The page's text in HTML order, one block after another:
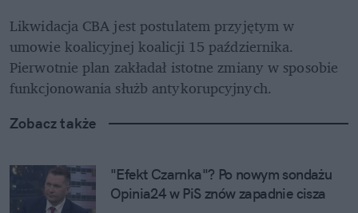
Likwidacja CBA jest postulatem przyjętym w
umowie koalicyjnej koalicji 15 października.
Pierwotnie plan zakładał istotne zmiany w sposobie
funkcjonowania służb antykorupcyjnych.
Zobacz także
"Efekt Czarnka"? Po nowym sondażu
Opinia24 w PiS znów zapadnie cisza